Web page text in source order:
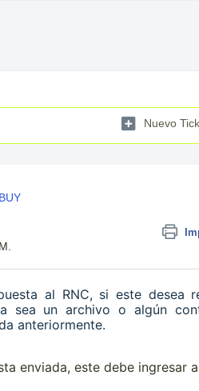
Nuevo
BUY
al RNC, si este desea
sea un archivo o algún
anteriormente.
enviada, este debe ingresar